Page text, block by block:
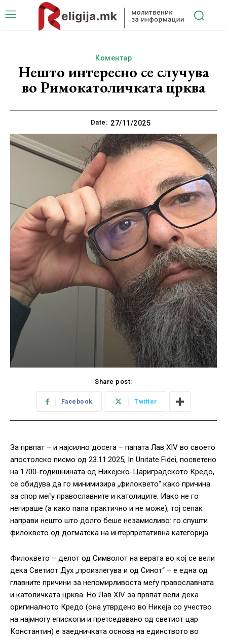
Коментар
Нешто интересно се случува
во Римокатоличката црква
Date: 27/11/2025
Share post:
Facebook Twitter
За првпат – и најсилно досега – папата Лав XIV во своето
апостолско писмо од 23.11.2025, In Unitate Fidei, посветено
на 1700-годишнината од Никејско-Цариградското Кредо,
се обидува да го минимизира „филоквето“ како причина
за спор меѓу православните и католиците. Иако не го
негираше (а како папа практично и не може), тој сепак
направи нешто што долго беше незамисливо: го спушти
филоквето од догматска на интерпретативна категорија.
Филоквето – делот од Символот на верата во кој се вели
дека Светиот Дух „произлегува и од Синот“ – е една од
главните причини за непомирливоста меѓу православната
и католичката црква. Но Лав XIV за првпат вели дека
оригиналното Кредо (она утврдено во Никеја со учество
на најмногу епископи и претседавано од светиот цар
Константин) е заедничката основа на единството во